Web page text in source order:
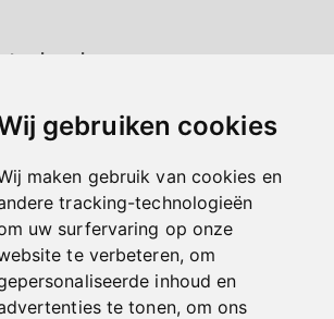
gebruiken cookies
maken gebruik van cookies en
tracking-technologieën
uw surfervaring op onze
te verbeteren, om
inhoud en
te tonen, om ons
verklaring | Technische realisatieSieronline B.V.